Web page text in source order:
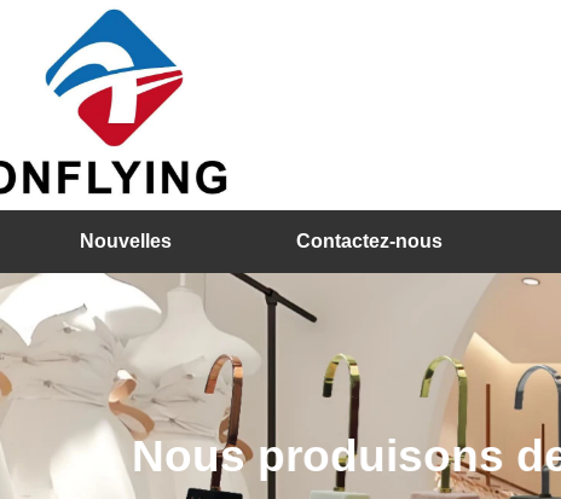
Nouvelles Contactez-nous
en bois, des cintres